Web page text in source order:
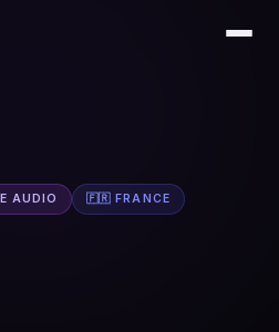
AUDIO 🇫🇷 FRANCE